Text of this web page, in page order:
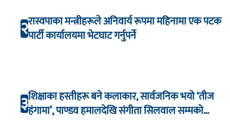
२रास्वपाका मन्त्रीहरूले अनिवार्य रूपमा महिनामा एक पटक
पार्टी कार्यालयमा भेटघाट गर्नुपर्ने
३शिक्षाका हस्तीहरू बने कलाकार, सार्वजनिक भयो ‘तीज
हंगामा’, पाण्डव हमालदेखि संगीता सिलवाल सम्मको